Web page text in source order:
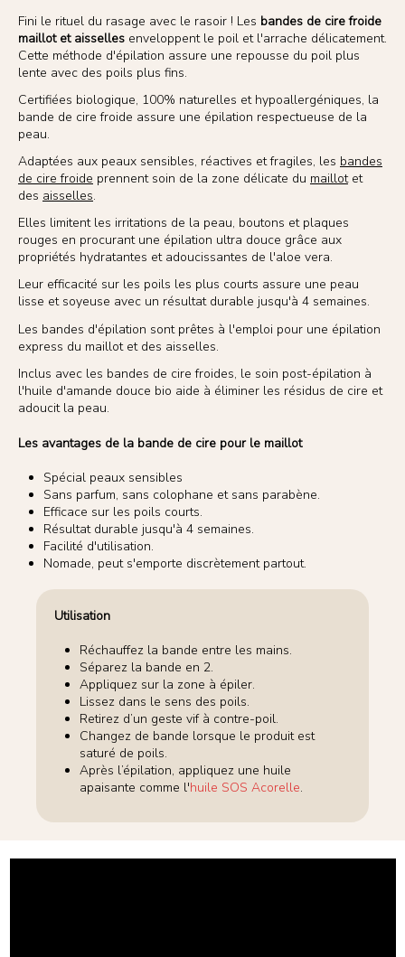
Fini le rituel du rasage avec le rasoir ! Les bandes de cire froide
maillot et aisselles enveloppent le poil et l'arrache délicatement.
Cette méthode d'épilation assure une repousse du poil plus
lente avec des poils plus fins.
Certifiées biologique, 100% naturelles et hypoallergéniques, la
bande de cire froide assure une épilation respectueuse de la
peau.
Adaptées aux peaux sensibles, réactives et fragiles, les bandes
de cire froide prennent soin de la zone délicate du maillot et
des aisselles.
Elles limitent les irritations de la peau, boutons et plaques
rouges en procurant une épilation ultra douce grâce aux
propriétés hydratantes et adoucissantes de l'aloe vera.
Leur efficacité sur les poils les plus courts assure une peau
lisse et soyeuse avec un résultat durable jusqu'à 4 semaines.
Les bandes d'épilation sont prêtes à l'emploi pour une épilation
express du maillot et des aisselles.
Inclus avec les bandes de cire froides, le soin post-épilation à
l'huile d'amande douce bio aide à éliminer les résidus de cire et
adoucit la peau.
Les avantages de la bande de cire pour le maillot
Spécial peaux sensibles
Sans parfum, sans colophane et sans parabène.
Efficace sur les poils courts.
Résultat durable jusqu'à 4 semaines.
Facilité d'utilisation.
Nomade, peut s'emporte discrètement partout.
Utilisation
Réchauffez la bande entre les mains.
Séparez la bande en 2.
Appliquez sur la zone à épiler.
Lissez dans le sens des poils.
Retirez d’un geste vif à contre-poil.
Changez de bande lorsque le produit est
saturé de poils.
Après l’épilation, appliquez une huile
apaisante comme l'huile SOS Acorelle.